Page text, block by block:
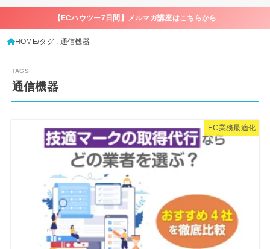
【ECハウツー7日間】メルマガ講座はこちらから
HOME タグ : 通信機器
通信機器
EC業務最適化